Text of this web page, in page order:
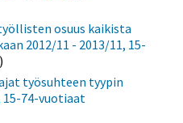
osuus kaikista
2012/11 - 2013/11, 15-
työsuhteen tyypin
15-74-vuotiaat